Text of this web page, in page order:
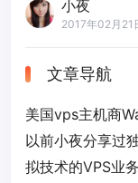
小夜
2017年02月21
文章导航
美国vps主机商
以前小夜分享过
拟技术的VPS业